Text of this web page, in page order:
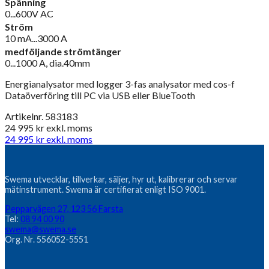
0...600V AC
Ström
10 mA...3000 A
medföljande strömtänger
0...1000 A, dia.40mm
Energianalysator med logger 3-fas analysator med cos-f
Dataöverföring till PC via USB eller BlueTooth
Artikelnr. 583183
24 995 krexkl. moms
24 995 krexkl. moms
Swema utvecklar, tillverkar, säljer, hyr ut, kalibrerar och servar
mätinstrument. Swema är certifierat enligt ISO 9001.
Pepparvägen 27, 123 56 Farsta
Tel: 08 94 00 90
swema@swema.se
Org. Nr. 556052-5551